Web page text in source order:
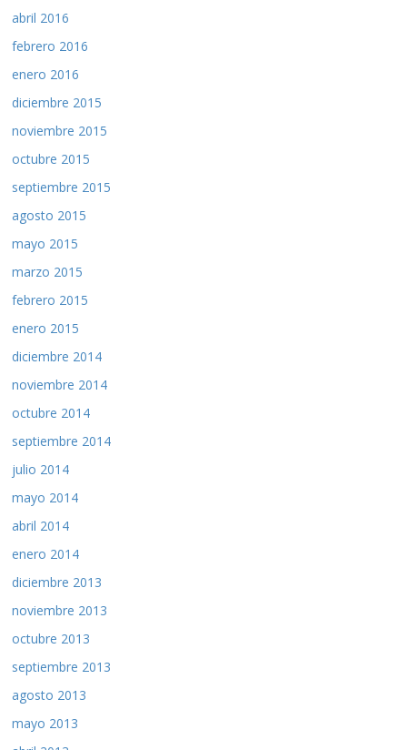
abril 2016
febrero 2016
enero 2016
diciembre 2015
noviembre 2015
octubre 2015
septiembre 2015
agosto 2015
mayo 2015
marzo 2015
febrero 2015
enero 2015
diciembre 2014
noviembre 2014
octubre 2014
septiembre 2014
julio 2014
mayo 2014
abril 2014
enero 2014
diciembre 2013
noviembre 2013
octubre 2013
septiembre 2013
agosto 2013
mayo 2013